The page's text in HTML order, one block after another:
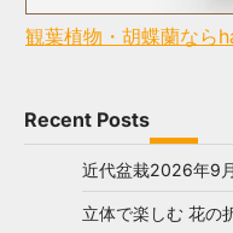
観葉植物・胡蝶蘭なら
Recent Posts
近代盆栽2026年9
立体で楽しむ 花の